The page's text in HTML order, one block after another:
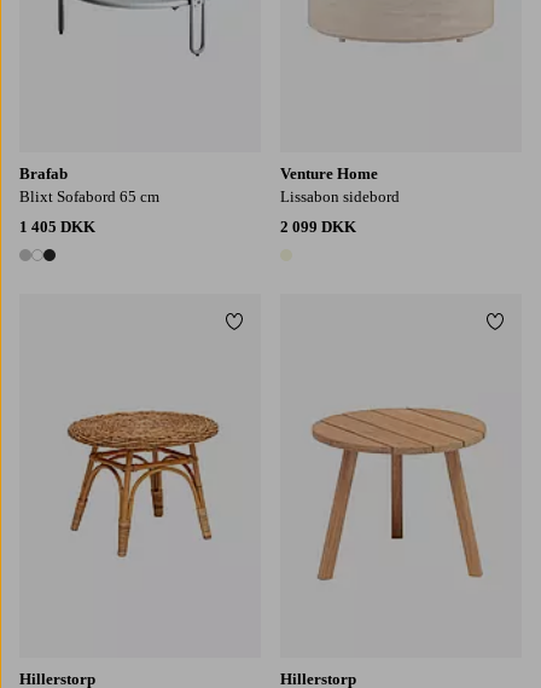
Brafab
Blixt Sofabord 65 cm
1 405 DKK
3 farver
Venture Home
Lissabon sidebord
2 099 DKK
1 farve
Hillerstorp
Tilføj til favoritter
Hillerstorp